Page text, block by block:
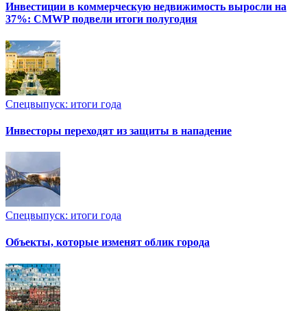
Инвестиции в коммерческую недвижимость выросли на
37%: CMWP подвели итоги полугодия
Спецвыпуск: итоги года
Инвесторы переходят из защиты в нападение
Спецвыпуск: итоги года
Объекты, которые изменят облик города